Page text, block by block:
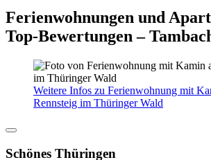
Ferienwohnungen und
Top-Bewertungen –
Weitere Infos zu Ferienwohnung mit
Rennsteig im Thüringer Wald
Schönes Thüringen